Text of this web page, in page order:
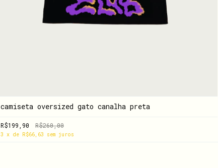
camiseta oversized gato canalha preta
R$199,90 R$260,00
3 x de R$66,63 sem juros